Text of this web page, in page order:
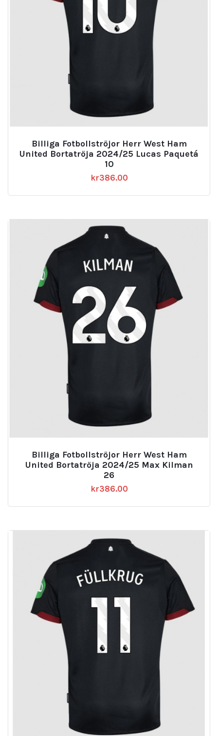
Billiga Fotbollströjor Herr West Ham
United Bortatröja 2024/25 Lucas Paquetá
10
kr386.00
Billiga Fotbollströjor Herr West Ham
United Bortatröja 2024/25 Max Kilman
26
kr386.00